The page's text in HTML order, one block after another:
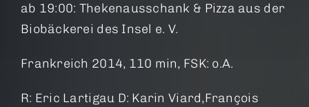
ab 19:00: Thekenausschank & Pizza aus der
Biobäckerei des Insel e. V.
Frankreich 2014, 110 min, FSK: o.A.
R: Eric Lartigau D: Karin Viard,François